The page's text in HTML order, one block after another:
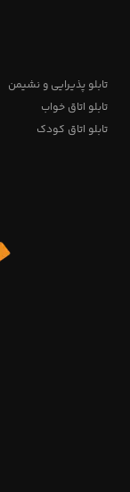
تابلو پذیرایی و نشیمن
تابلو اتاق خواب
تابلو اتاق کودک